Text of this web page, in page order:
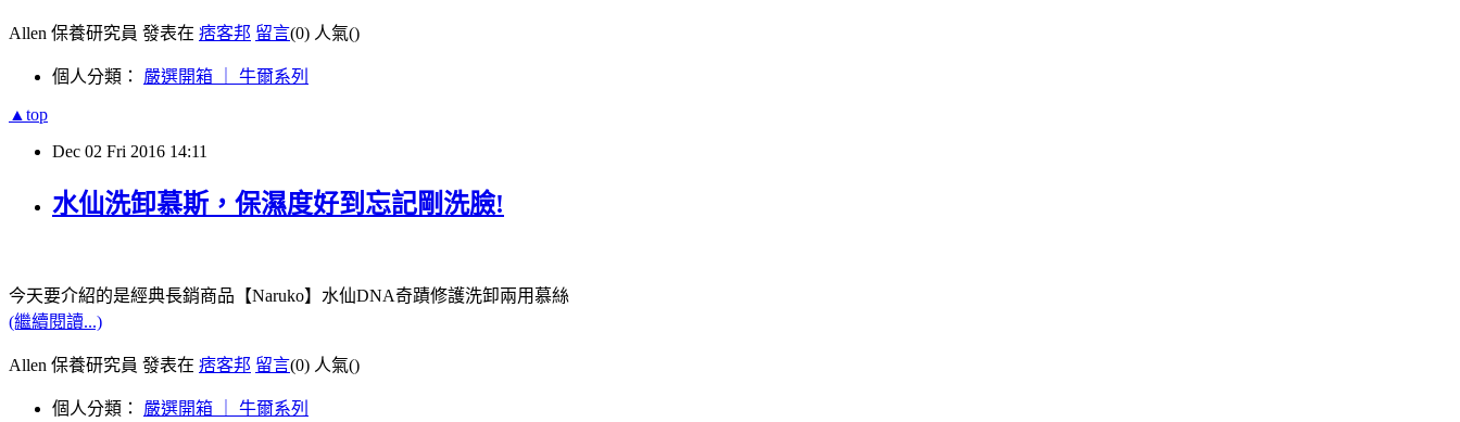
Allen 保養研究員 發表在 痞客邦 留言(0) 人氣()
個人分類： 嚴選開箱 ｜ 牛爾系列
▲top
Dec 02 Fri 2016 14:11
水仙洗卸慕斯，保濕度好到忘記剛洗臉!
今天要介紹的是經典長銷商品【Naruko】水仙DNA奇蹟修護洗卸兩用慕絲
(繼續閱讀...)
Allen 保養研究員 發表在 痞客邦 留言(0) 人氣()
個人分類： 嚴選開箱 ｜ 牛爾系列